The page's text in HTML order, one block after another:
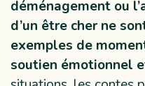
déménagement ou
d’un être cher ne
exemples de
soutien émotionnel